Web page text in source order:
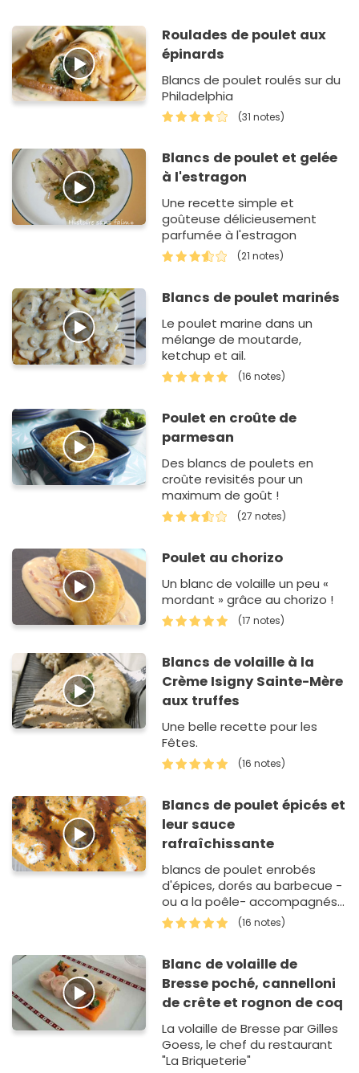
Roulades de poulet aux
épinards
Blancs de poulet roulés sur du
Philadelphia
(31 notes)
Blancs de poulet et gelée
à l'estragon
Une recette simple et
goûteuse délicieusement
parfumée à l'estragon
(21 notes)
Blancs de poulet marinés
Le poulet marine dans un
mélange de moutarde,
ketchup et ail.
(16 notes)
Poulet en croûte de
parmesan
Des blancs de poulets en
croûte revisités pour un
maximum de goût !
(27 notes)
Poulet au chorizo
Un blanc de volaille un peu «
mordant » grâce au chorizo !
(17 notes)
Blancs de volaille à la
Crème Isigny Sainte-Mère
aux truffes
Une belle recette pour les
Fêtes.
(16 notes)
Blancs de poulet épicés et
leur sauce
rafraîchissante
blancs de poulet enrobés
d'épices, dorés au barbecue -
ou a la poêle- accompagnés
d'une sauce citronnée
(16 notes)
Blanc de volaille de
Bresse poché, cannelloni
de crête et rognon de coq
La volaille de Bresse par Gilles
Goess, le chef du restaurant
"La Briqueterie"